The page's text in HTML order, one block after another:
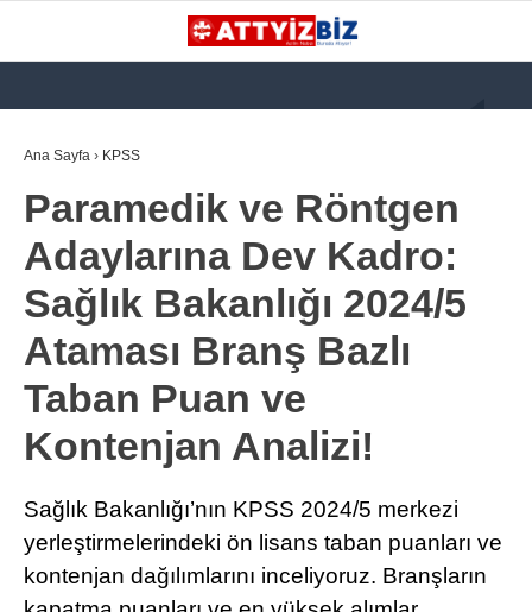
WhatsApp İhbar
Hattı
KATEGORİLER
GÜNDEM
112 ACİL
KPSS
ATT
PARAMEDİK (AABT)
TERCİH ROBOTU
Ana Sayfa › KPSS
Paramedik ve Röntgen
Adaylarına Dev Kadro:
Sağlık Bakanlığı 2024/5
Ataması Branş Bazlı
Taban Puan ve
Kontenjan Analizi!
Sağlık Bakanlığı’nın KPSS 2024/5 merkezi
yerleştirmelerindeki ön lisans taban puanları ve
kontenjan dağılımlarını inceliyoruz. Branşların